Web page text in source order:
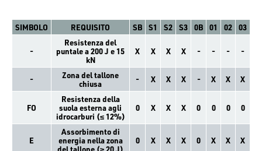
SIMBOLO REQUISITO SB S1 S2 S3 0B 01 02 03
-
Resistenza del
puntale a 200 J e 15
kN
X X X X - - - -
-
Zona del tallone
chiusa
- X X X - X X X
FO
Resistenza della
suola esterna agli
idrocarburi (≤ 12%)
0 X X X 0 0 0 0
E
Assorbimento di
energia nella zona
0 X X X 0 X X X